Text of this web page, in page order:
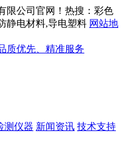
限公司官网！热搜：彩色
静电材料,导电塑料 网站地
质优先、精准服务
测仪器 新闻资讯 技术支持